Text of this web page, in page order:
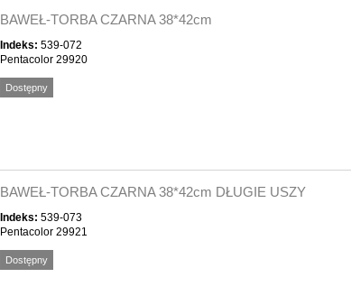
BAWEŁ-TORBA CZARNA 38*42cm
Indeks: 539-072
Pentacolor 29920
Dostępny
BAWEŁ-TORBA CZARNA 38*42cm DŁUGIE USZY
Indeks: 539-073
Pentacolor 29921
Dostępny